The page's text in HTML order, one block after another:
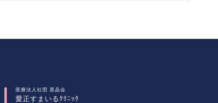
医療法人社団 星晶会
愛正すまいるｸﾘﾆｯｸ